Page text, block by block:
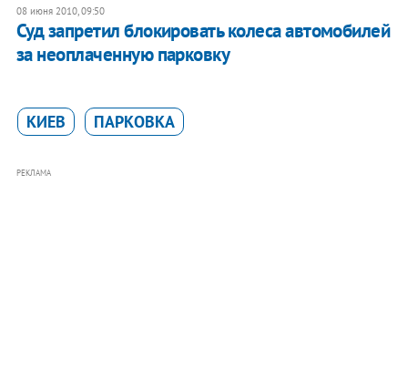
08 июня 2010, 09:50
Суд запретил блокировать колеса автомобилей
за неоплаченную парковку
КИЕВ ПАРКОВКА
РЕКЛАМА